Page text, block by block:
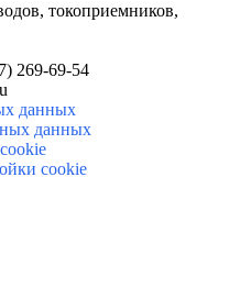
токоприемников,
269-69-54
данных
данных
cookie